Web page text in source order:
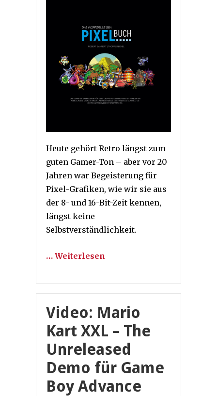
Heute gehört Retro längst zum
guten Gamer-Ton – aber vor 20
Jahren war Begeisterung für
Pixel-Grafiken, wie wir sie aus
der 8- und 16-Bit-Zeit kennen,
längst keine
Selbstverständlichkeit.
… Weiterlesen
Video: Mario
Kart XXL – The
Unreleased
Demo für Game
Boy Advance